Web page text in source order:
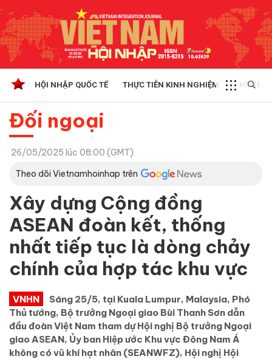
HỘI NHẬP QUỐC TẾ THỰC TIỄN KINH NGHIỆM CHÍNH
Đối ngoại
26/05/2025 lúc 08:00 (GMT)
Theo dõi Vietnamhoinhap trên
Xây dựng Cộng đồng
ASEAN đoàn kết, thống
nhất tiếp tục là dòng chảy
chính của hợp tác khu vực
VNHN
Sáng 25/5, tại Kuala Lumpur, Malaysia, Phó
Thủ tướng, Bộ trưởng Ngoại giao Bùi Thanh Sơn dẫn
đầu đoàn Việt Nam tham dự Hội nghị Bộ trưởng Ngoại
giao ASEAN, Ủy ban Hiệp ước Khu vực Đông Nam Á
không có vũ khí hạt nhân (SEANWFZ), Hội nghị Hội